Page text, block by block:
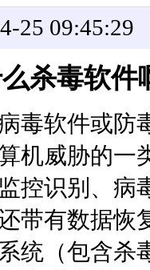
25 09:45:29
杀毒软件
病毒软件
机威胁的一
监控识别
带有数据恢
统（包含杀